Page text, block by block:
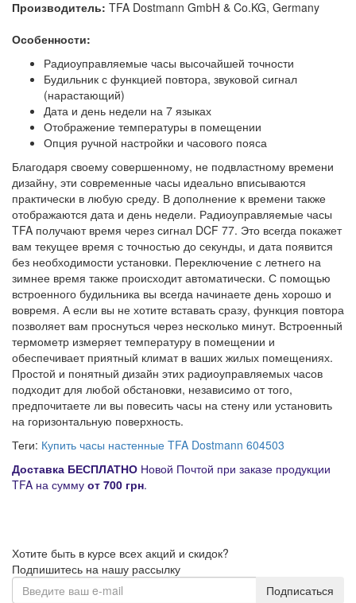
Производитель: TFA Dostmann GmbH & Co.KG, Germany
Особенности:
Радиоуправляемые часы высочайшей точности
Будильник с функцией повтора, звуковой сигнал
(нарастающий)
Дата и день недели на 7 языках
Отображение температуры в помещении
Опция ручной настройки и часового пояса
Благодаря своему совершенному, не подвластному времени
дизайну, эти современные часы идеально вписываются
практически в любую среду. В дополнение к времени также
отображаются дата и день недели. Радиоуправляемые часы
TFA получают время через сигнал DCF 77. Это всегда покажет
вам текущее время с точностью до секунды, и дата появится
без необходимости установки. Переключение с летнего на
зимнее время также происходит автоматически. С помощью
встроенного будильника вы всегда начинаете день хорошо и
вовремя. А если вы не хотите вставать сразу, функция повтора
позволяет вам проснуться через несколько минут. Встроенный
термометр измеряет температуру в помещении и
обеспечивает приятный климат в ваших жилых помещениях.
Простой и понятный дизайн этих радиоуправляемых часов
подходит для любой обстановки, независимо от того,
предпочитаете ли вы повесить часы на стену или установить
на горизонтальную поверхность.
Теги: Купить часы настенные TFA Dostmann 604503
Доставка БЕСПЛАТНО Новой Почтой при заказе продукции
TFA на сумму от 700 грн.
Хотите быть в курсе всех акций и скидок?
Подпишитесь на нашу рассылку
Подписаться